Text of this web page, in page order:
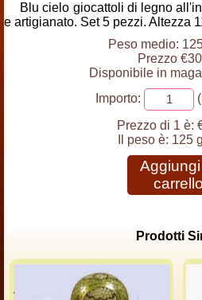
Blu cielo giocattoli di legno
e artigianato. Set 5 pezzi. Altezza
Peso medio:
Prezzo
Disponibile in
Importo:
Prezzo di 1 è:
Il peso è: 125
Aggiungi
carrello
Prodotti